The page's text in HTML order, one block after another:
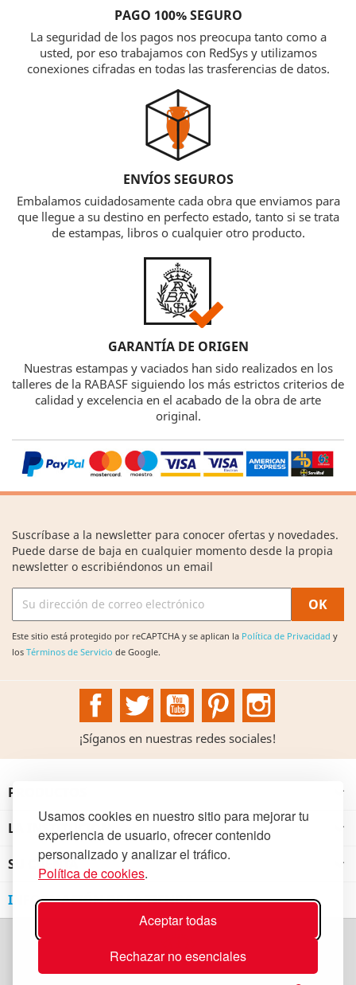
Usamos cookies en nuestro sitio para mejorar tu
experiencia de usuario, ofrecer contenido
personalizado y analizar el tráfico.
Política de cookies.
Aceptar todas
Rechazar no esenciales
PAGO 100% SEGURO
La seguridad de los pagos nos preocupa tanto como a
usted, por eso trabajamos con RedSys y utilizamos
conexiones cifradas en todas las trasferencias de datos.
ENVÍOS SEGUROS
Embalamos cuidadosamente cada obra que enviamos para
que llegue a su destino en perfecto estado, tanto si se trata
de estampas, libros o cualquier otro producto.
GARANTÍA DE ORIGEN
Nuestras estampas y vaciados han sido realizados en los
talleres de la RABASF siguiendo los más estrictos criterios de
calidad y excelencia en el acabado de la obra de arte
original.
Suscríbase a la newsletter para conocer ofertas y novedades.
Puede darse de baja en cualquier momento desde la propia
newsletter o escribiéndonos un email
Este sitio está protegido por reCAPTCHA y se aplican la Política de Privacidad y
los Términos de Servicio de Google.
FacebookTwitter YouTubePinterest
¡Síganos en nuestras redes sociales!
PRODUCTOS 
LA INSTITUCIÓN 
SU CUENTA 
INFORMACIÓN DE LA TIENDA